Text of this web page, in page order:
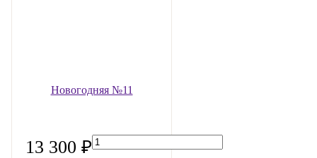
Новогодняя №11
13 300 ₽